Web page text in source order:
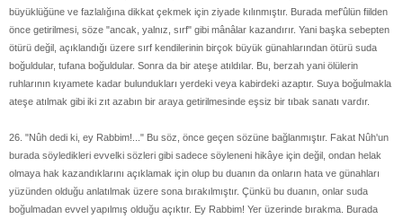
büyüklüğüne ve fazlalığına dikkat çekmek için ziyade kılınmıştır. Burada mef'ûlün fiilden
önce getirilmesi, söze "ancak, yalnız, sırf" gibi mânâlar kazandırır. Yani başka sebepten
ötürü değil, açıklandığı üzere sırf kendilerinin birçok büyük günahlarından ötürü suda
boğuldular, tufana boğuldular. Sonra da bir ateşe atıldılar. Bu, berzah yani ölülerin
ruhlarının kıyamete kadar bulundukları yerdeki veya kabirdeki azaptır. Suya boğulmakla
ateşe atılmak gibi iki zıt azabın bir araya getirilmesinde eşsiz bir tıbak sanatı vardır.
26. "Nûh dedi ki, ey Rabbim!..." Bu söz, önce geçen sözüne bağlanmıştır. Fakat Nûh'un
burada söyledikleri evvelki sözleri gibi sadece söyleneni hikâye için değil, ondan helak
olmaya hak kazandıklarını açıklamak için olup bu duanın da onların hata ve günahları
yüzünden olduğu anlatılmak üzere sona bırakılmıştır. Çünkü bu duanın, onlar suda
boğulmadan evvel yapılmış olduğu açıktır. Ey Rabbim! Yer üzerinde bırakma. Burada